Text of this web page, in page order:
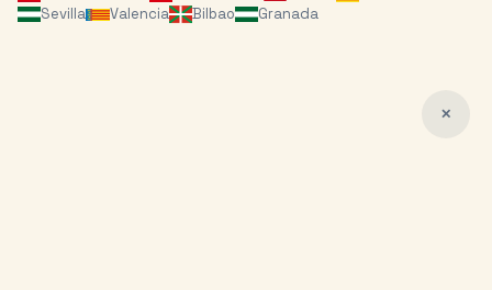
Sevilla
Valencia Bilbao Granada
✕